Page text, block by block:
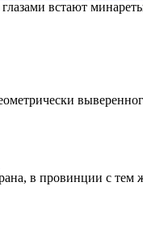
встают
в провинции с тем